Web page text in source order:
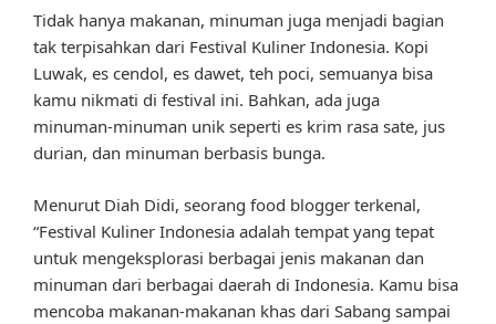
Tidak hanya makanan, minuman juga menjadi bagian
tak terpisahkan dari Festival Kuliner Indonesia. Kopi
Luwak, es cendol, es dawet, teh poci, semuanya bisa
kamu nikmati di festival ini. Bahkan, ada juga
minuman-minuman unik seperti es krim rasa sate, jus
durian, dan minuman berbasis bunga.
Menurut Diah Didi, seorang food blogger terkenal,
“Festival Kuliner Indonesia adalah tempat yang tepat
untuk mengeksplorasi berbagai jenis makanan dan
minuman dari berbagai daerah di Indonesia. Kamu bisa
mencoba makanan-makanan khas dari Sabang sampai